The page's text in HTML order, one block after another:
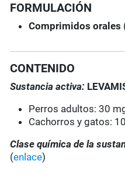
FORMULACIÓN
Comprimidos orales
CONTENIDO
Sustancia activa:
Perros adultos: 30
Cachorros y gatos:
Clase química de la
(enlace)